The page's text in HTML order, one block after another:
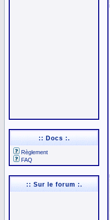
:: Docs :.
Règlement
FAQ
:: Sur le forum :.